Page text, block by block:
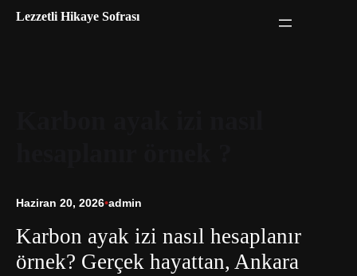
Lezzetli Hikaye Sofrası
Haziran 20, 2026•admin
Karbon ayak izi nasıl hesaplanır
örnek? Gerçek hayattan, Ankara